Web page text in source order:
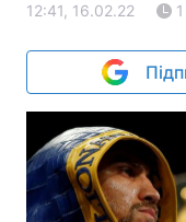
12:41, 16.02.22